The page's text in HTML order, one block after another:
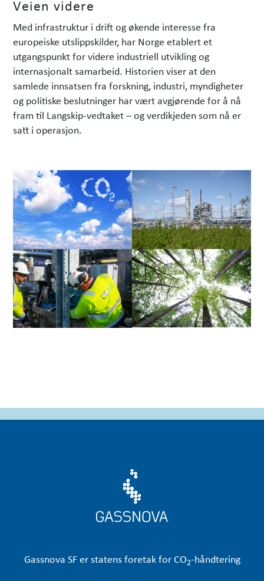
Veien videre
Med infrastruktur i drift og økende interesse fra
europeiske utslippskilder, har Norge etablert et
utgangspunkt for videre industriell utvikling og
internasjonalt samarbeid. Historien viser at den
samlede innsatsen fra forskning, industri, myndigheter
og politiske beslutninger har vært avgjørende for å nå
fram til Langskip-vedtaket – og verdikjeden som nå er
satt i operasjon.
Gassnova SF er statens foretak for CO2-håndtering